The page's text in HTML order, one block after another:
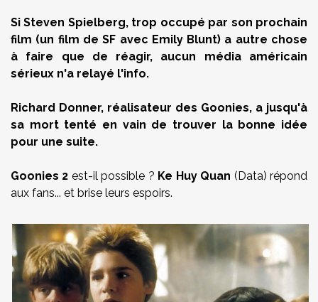
Si Steven Spielberg, trop occupé par son prochain
film (un film de SF avec Emily Blunt) a autre chose
à faire que de réagir, aucun média américain
sérieux n'a relayé l'info.
Richard Donner, réalisateur des Goonies, a jusqu'à
sa mort tenté en vain de trouver la bonne idée
pour une suite.
Goonies 2 est-il possible ? Ke Huy Quan (Data) répond
aux fans... et brise leurs espoirs.